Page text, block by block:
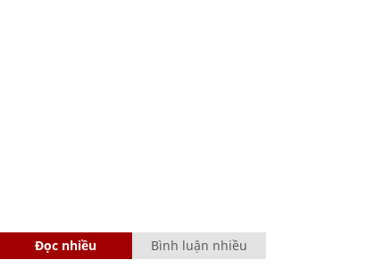
Đọc nhiều Bình luận nhiều